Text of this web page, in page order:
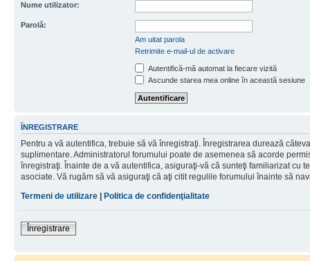
Nume utilizator:
Parolă:
Am uitat parola
Retrimite e-mail-ul de activare
Autentifică-mă automat la fiecare vizită
Ascunde starea mea online în această sesiune
ÎNREGISTRARE
Pentru a vă autentifica, trebuie să vă înregistraţi. Înregistrarea durează
suplimentare. Administratorul forumului poate de asemenea să acorde
înregistraţi. Înainte de a vă autentifica, asiguraţi-vă că sunteţi familiarizat cu
asociate. Vă rugăm să vă asiguraţi că aţi citit regulile forumului înainte să
Termeni de utilizare | Politica de confidenţialitate
Înregistrare